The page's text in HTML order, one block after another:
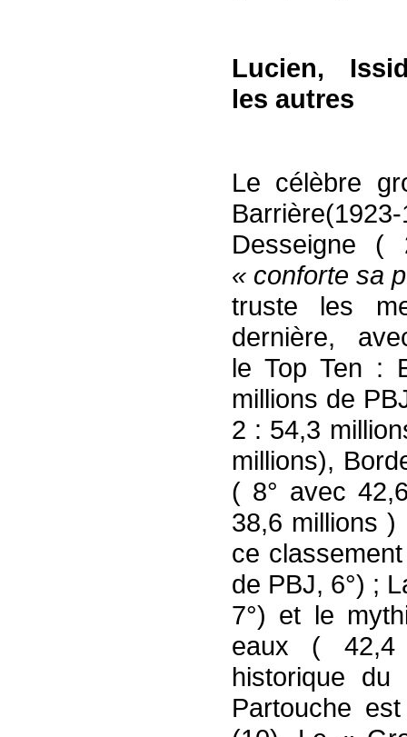
Lucien,
les autres
Le célèbre
Desseigne
« conforte sa
truste les
dernière,
le Top Ten :
millions de
2 : 54,3
millions),
( 8° avec
38,6 millions
ce
de PBJ, 6°) ;
7°) et le
eaux ( 42,4
historique
Partouche